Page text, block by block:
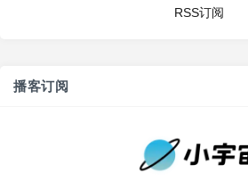
RSS订阅
播客订阅